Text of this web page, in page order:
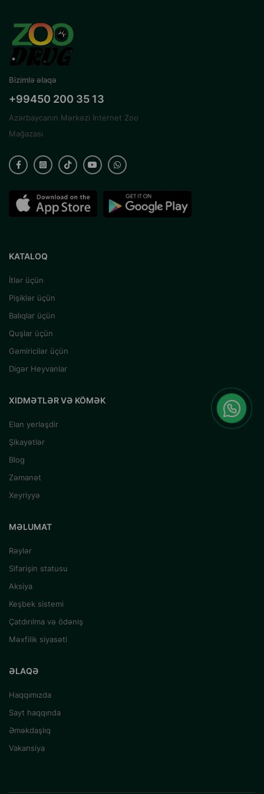
Bizimlə əlaqə
+99450 200 35 13
Azərbaycanın Mərkəzi İnternet Zoo
Mağazası
KATALOQ
İtlər üçün
Pişiklər üçün
Balıqlar üçün
Quşlar üçün
Gəmiricilər üçün
Digər Heyvanlar
XIDMƏTLƏR VƏ KÖMƏK
Elan yerləşdir
Şikayətlər
Blog
Zəmanət
Xeyriyyə
MƏLUMAT
Rəylər
Sifarişin statusu
Aksiya
Keşbek sistemi
Çatdırılma və ödəniş
Məxfilik siyasəti
ƏLAQƏ
Haqqımızda
Sayt haqqında
Əməkdaşlıq
Vakansiya